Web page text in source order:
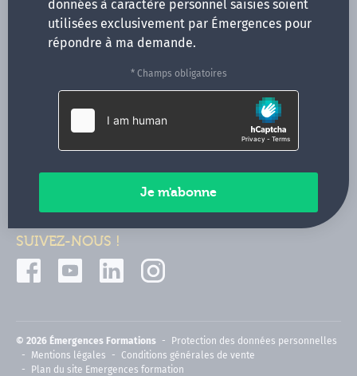
données à caractère personnel saisies soient
utilisées exclusivement par Émergences pour
répondre à ma demande.
* Champs obligatoires
Qui sommes-nous ?
CONTACT
35000 Rennes
02 99 05 25 47
Contactez-nous
Paiements sécurisés
SUIVEZ-NOUS !
© 2026 Émergences Formations
Protection des données personnelles
Mentions légales
Conditions générales de vente
Plan du site Emergences formation